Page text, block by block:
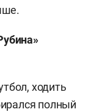
ходить
полный